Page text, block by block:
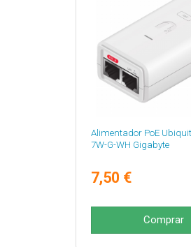
Alimentador PoE
7W-G-WH Gigabyte
7,50 €
Comprar